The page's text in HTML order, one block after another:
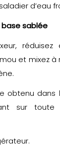
d’eau
sablée
et mixez à
obtenu
sur